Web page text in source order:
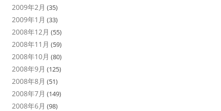
2009年2月 (35)
2009年1月 (33)
2008年12月 (55)
2008年11月 (59)
2008年10月 (80)
2008年9月 (125)
2008年8月 (51)
2008年7月 (149)
2008年6月 (98)